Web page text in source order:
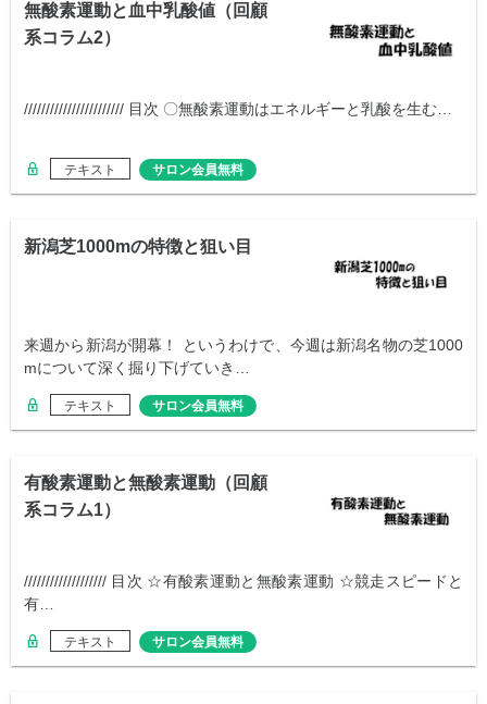
無酸素運動と血中乳酸値（回顧
系コラム2）
/////////////////////// 目次 〇無酸素運動はエネルギーと乳酸を生む…
テキスト サロン会員無料
新潟芝1000mの特徴と狙い目
来週から新潟が開幕！ というわけで、今週は新潟名物の芝1000
mについて深く掘り下げていき…
テキスト サロン会員無料
有酸素運動と無酸素運動（回顧
系コラム1）
/////////////////// 目次 ☆有酸素運動と無酸素運動 ☆競走スピードと
有…
テキスト サロン会員無料